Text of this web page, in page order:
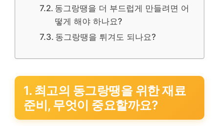
동그랑땡을 더 부드럽게 만들려면 어
떻게 해야 하나요?
동그랑땡을 튀겨도 되나요?
1. 최고의 동그랑땡을 위한 재료
준비, 무엇이 중요할까요?